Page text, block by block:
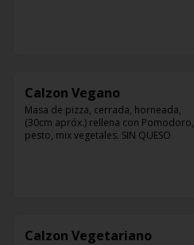
Calzon Vegano
Masa de pizza, cerrada, horneada,
(30cm apróx.) rellena con Pomodoro,
pesto, mix vegetales. SIN QUESO
Calzon Vegetariano